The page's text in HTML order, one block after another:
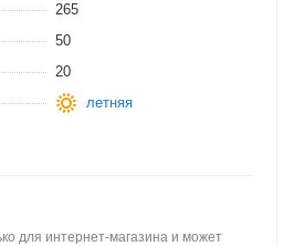
265
50
20
летняя
для интернет-магазина и может